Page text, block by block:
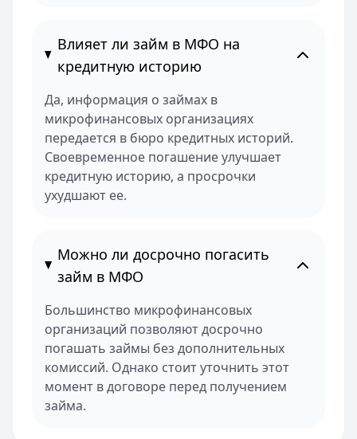
Влияет ли займ в МФО на
кредитную историю
Да, информация о займах в
микрофинансовых организациях
передается в бюро кредитных историй.
Своевременное погашение улучшает
кредитную историю, а просрочки
ухудшают ее.
Можно ли досрочно погасить
займ в МФО
Большинство микрофинансовых
организаций позволяют досрочно
погашать займы без дополнительных
комиссий. Однако стоит уточнить этот
момент в договоре перед получением
займа.